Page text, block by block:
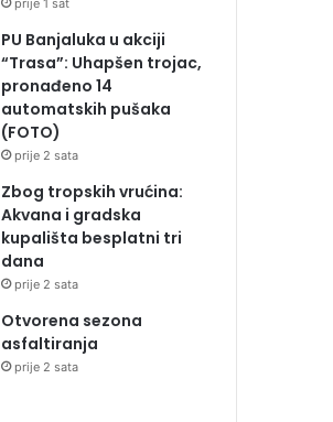
prije 1 sat
PU Banjaluka u akciji
“Trasa”: Uhapšen trojac,
pronađeno 14
automatskih pušaka
(FOTO)
prije 2 sata
Zbog tropskih vrućina:
Akvana i gradska
kupališta besplatni tri
dana
prije 2 sata
Otvorena sezona
asfaltiranja
prije 2 sata